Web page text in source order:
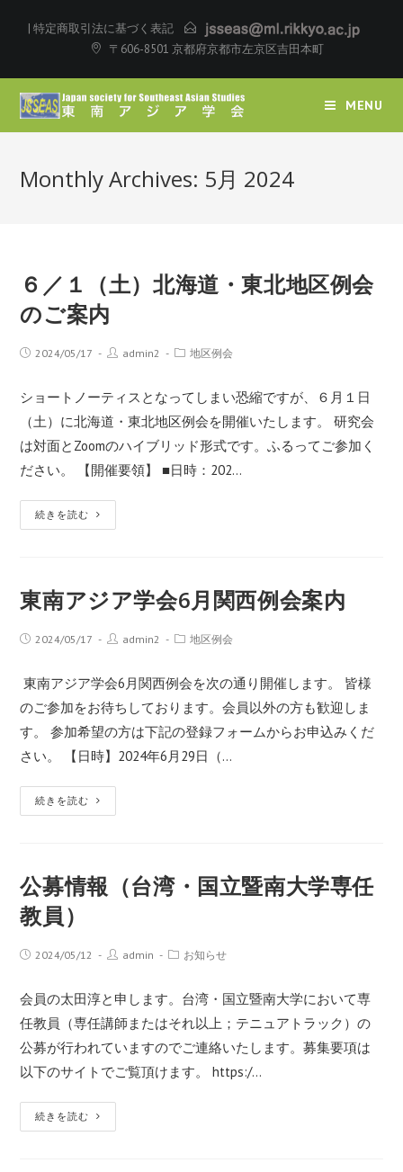
| 特定商取引法に基づく表記
〒606-8501 京都府京都市左京区吉田本町
MENU
Monthly Archives: 5月 2024
６／１（土）北海道・東北地区例会
のご案内
2024/05/17 admin2 地区例会
ショートノーティスとなってしまい恐縮ですが、６月１日
（土）に北海道・東北地区例会を開催いたします。 研究会
は対面とZoomのハイブリッド形式です。ふるってご参加く
ださい。 【開催要領】 ■日時：202…
続きを読む
東南アジア学会6月関西例会案内
2024/05/17 admin2 地区例会
東南アジア学会6月関西例会を次の通り開催します。 皆様
のご参加をお待ちしております。会員以外の方も歓迎しま
す。 参加希望の方は下記の登録フォームからお申込みくだ
さい。 【日時】2024年6月29日（…
続きを読む
公募情報（台湾・国立暨南大学専任
教員）
2024/05/12 admin お知らせ
会員の太田淳と申します。台湾・国立暨南大学において専
任教員（専任講師またはそれ以上；テニュアトラック）の
公募が行われていますのでご連絡いたします。募集要項は
以下のサイトでご覧頂けます。 https:/…
続きを読む